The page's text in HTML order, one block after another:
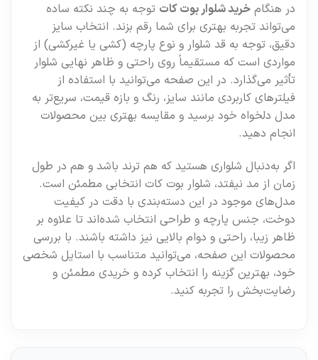
در هنگام خرید شلوار بوت‌ کاتتوجه به چند نکته ساده
می‌تواند تجربه بهتری برای شما رقم بزند. انتخاب سایز
دقیق، توجه به قد شلوار و نوع پارچه (کشی یا غیرکشی) از
مواردی است که مستقیماً روی راحتی و ظاهر نهایی شلوار
تأثیر می‌گذارد. در این صفحه می‌توانید با استفاده از
فیلترهای کاربردی مانند سایز، رنگ و بازه قیمت، سریع‌تر به
مدل دلخواه خود برسید و مقایسه بهتری بین محصولات
انجام دهید.
اگر به‌دنبال شلواری هستید که هم ترند باشد و هم در طول
زمان از مد نیفتد، شلوار بوت‌ کات انتخابی مطمئن است.
مدل‌های موجود در این دسته‌بندی با دقت در کیفیت
دوخت، جنس پارچه و طراحی انتخاب شده‌اند تا علاوه‌ بر
ظاهر زیبا، راحتی و دوام بالایی نیز داشته باشند. با بررسی
محصولات این صفحه، می‌توانید متناسب با استایل شخصی
خود، بهترین گزینه را انتخاب کرده و خریدی مطمئن و
رضایت‌بخش را تجربه کنید.